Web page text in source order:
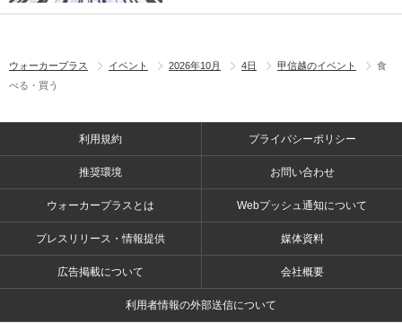
ウォーカープラス イベント 2026年10月 4日 甲信越のイベント
食
べる・買う
利用規約 プライバシーポリシー
推奨環境 お問い合わせ
ウォーカープラスとは Webプッシュ通知について
プレスリリース・情報提供 媒体資料
広告掲載について 会社概要
利用者情報の外部送信について